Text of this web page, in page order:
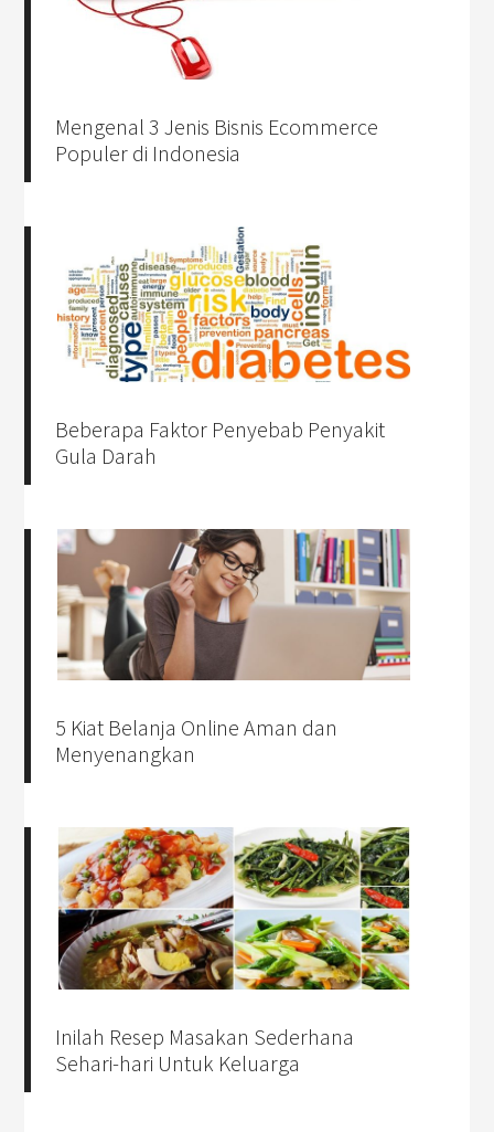
Mengenal 3 Jenis Bisnis Ecommerce
Populer di Indonesia
Beberapa Faktor Penyebab Penyakit
Gula Darah
5 Kiat Belanja Online Aman dan
Menyenangkan
Inilah Resep Masakan Sederhana
Sehari-hari Untuk Keluarga